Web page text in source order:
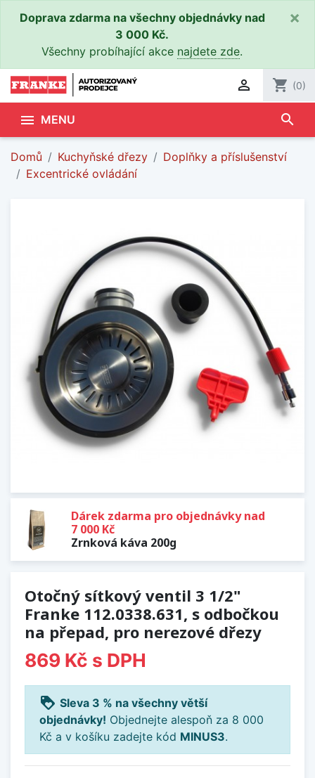
Doprava zdarma na všechny objednávky nad
3 000 Kč.
Všechny probíhající akce najdete zde.
×
 shopping_cart (0)
 MENU search
Domů Kuchyňské dřezy
Doplňky a příslušenství
Excentrické ovládání
Dárek zdarma pro objednávky nad
7 000 Kč
Zrnková káva 200g
Otočný sítkový ventil 3 1/2"
Franke 112.0338.631, s odbočkou
na přepad, pro nerezové dřezy
869 Kč s DPH
loyalty Sleva 3 % na všechny větší
objednávky! Objednejte alespoň za 8 000
Kč a v košíku zadejte kód MINUS3.